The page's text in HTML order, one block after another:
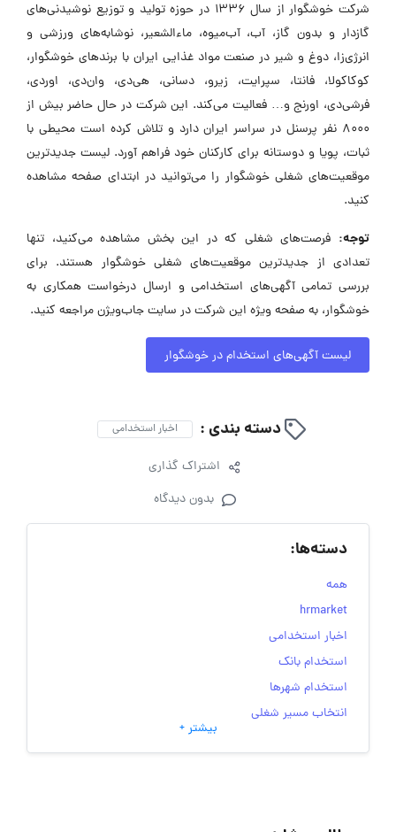
شرکت خوشگوار از سال 1336 در حوزه تولید و توزیع نوشیدنی‌های
گازدار و بدون گاز، آب، آب‌میوه، ماءالشعیر، نوشابه‌های ورزشی و
انرژی‌زا، دوغ و شیر در صنعت مواد غذایی ایران با برندهای خوشگوار،
کوکاکولا، فانتا، سپرایت، زیرو، دسانی، هی‌دی، وان‌دی، اور‌دی،
فرشی‌دی، اورنج و… فعالیت می‌کند. این شرکت در حال حاضر بیش از
8000 نفر پرسنل در سراسر ایران دارد و تلاش کرده است محیطی با
ثبات، پویا و دوستانه برای کارکنان خود فراهم آورد. لیست جدیدترین
موقعیت‌های شغلی خوشگوار را می‌توانید در ابتدای صفحه مشاهده
کنید.
توجه: فرصت‌های شغلی که در این بخش مشاهده می‌کنید، تنها
تعدادی از جدیدترین موقعیت‌های شغلی خوشگوار هستند. برای
بررسی تمامی آگهی‌های استخدامی و ارسال درخواست همکاری به
خوشگوار، به صفحه ویژه این شرکت در سایت جاب‌ویژن مراجعه کنید.
لیست آگهی‌های استخدام در خوشگوار
دسته بندی : اخبار استخدامی
اشتراک گذاری
بدون دیدگاه
دسته‌ها:
همه
hrmarket
اخبار استخدامی
استخدام بانک
استخدام شهرها
انتخاب مسیر شغلی
به‌روزرسانی‌های سایت (کارجویی)
بیشتر +